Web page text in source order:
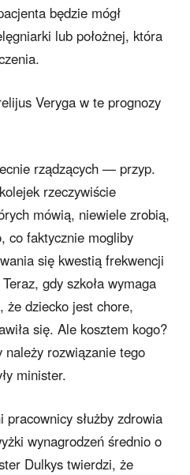
będzie mógł
lub położnej, która
Veryga w te prognozy
rządzących — przyp.
rzeczywiście
mówią, niewiele zrobią,
co faktycznie mogliby
się kwestią frekwencji
gdy szkoła wymaga
że dziecko jest chore,
się. Ale kosztem kogo?
należy rozwiązanie tego
minister.
służby zdrowia
wynagrodzeń średnio o
Dulkys twierdzi, że